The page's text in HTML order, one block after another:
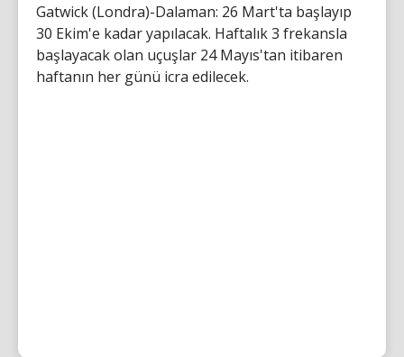
Gatwick (Londra)-Dalaman: 26 Mart'ta başlayıp
30 Ekim'e kadar yapılacak. Haftalık 3 frekansla
başlayacak olan uçuşlar 24 Mayıs'tan itibaren
haftanın her günü icra edilecek.